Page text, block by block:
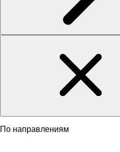
По направлениям